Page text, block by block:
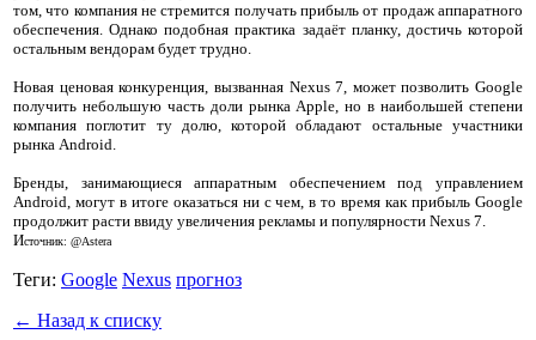
том, что компания не стремится получать прибыль от продаж аппаратного
обеспечения. Однако подобная практика задаёт планку, достичь которой
остальным вендорам будет трудно.
Новая ценовая конкуренция, вызванная Nexus 7, может позволить Google
получить небольшую часть доли рынка Apple, но в наибольшей степени
компания поглотит ту долю, которой обладают остальные участники
рынка Android.
Бренды, занимающиеся аппаратным обеспечением под управлением
Android, могут в итоге оказаться ни с чем, в то время как прибыль Google
продолжит расти ввиду увеличения рекламы и популярности Nexus 7.
Источник: @Astera
Теги: Google Nexus прогноз
← Назад к списку